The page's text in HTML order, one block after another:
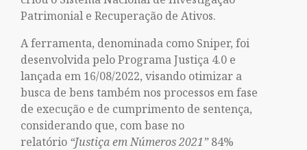
Patrimonial e Recuperação de Ativos.
A ferramenta, denominada como Sniper, foi
desenvolvida pelo Programa Justiça 4.0 e
lançada em 16/08/2022, visando otimizar a
busca de bens também nos processos em fase
de execução e de cumprimento de sentença,
considerando que, com base no
relatório “Justiça em Números 2021”84%